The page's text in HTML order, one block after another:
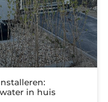
in huis